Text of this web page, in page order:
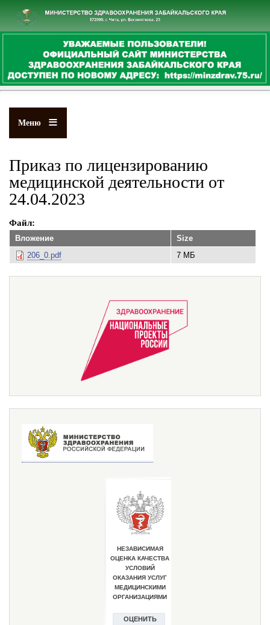
к
основному
содержанию
Меню
Приказ по лицензированию
медицинской деятельности от
24.04.2023
Файл
Вложение
Size
206_0.pdf
7 МБ